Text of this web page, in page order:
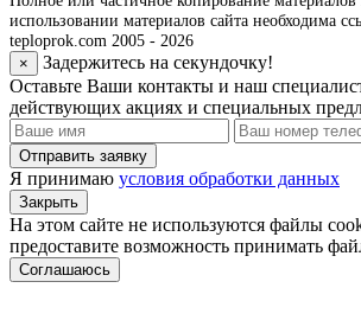
использовании материалов сайта необходима
teploprok.com 2005 - 2026
×
Задержитесь на секундочку!
Оставьте Ваши контакты и наш
действующих акциях и специальных
Отправить заявку
Я принимаю условия обработки данных
Закрыть
На этом сайте не используются файлы
предоставите возможность принимать
Соглашаюсь